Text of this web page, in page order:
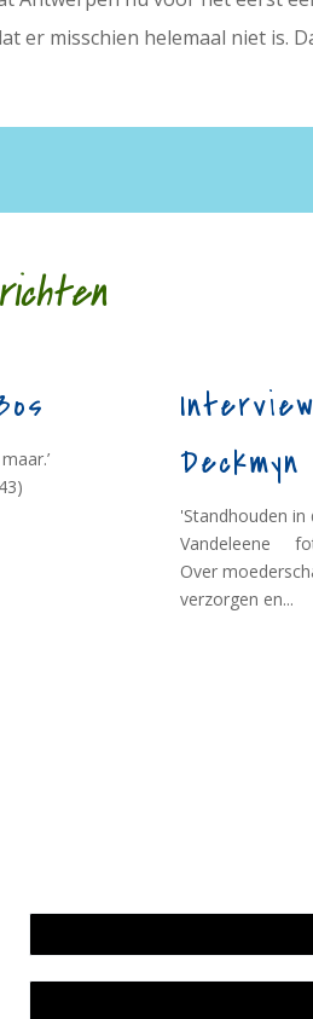
er misschien helemaal niet is.
Deckmyn
'Standhouden
Vandeleene
Over
verzorgen en...